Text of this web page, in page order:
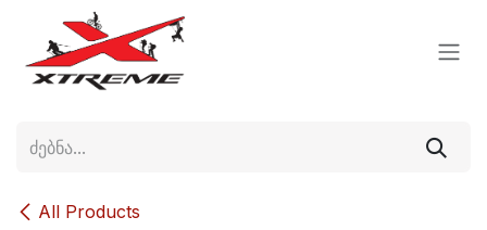
Skip to Content
All Products